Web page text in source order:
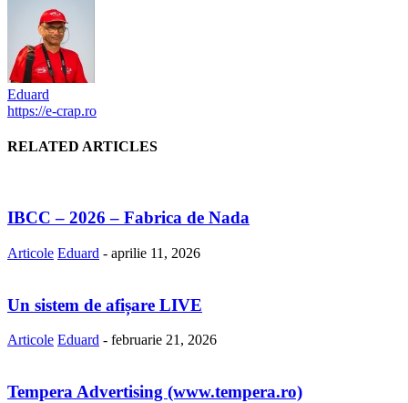
Eduard
https://e-crap.ro
RELATED ARTICLES
IBCC – 2026 – Fabrica de Nada
Articole Eduard - aprilie 11, 2026
Un sistem de afișare LIVE
Articole Eduard - februarie 21, 2026
Tempera Advertising (www.tempera.ro)